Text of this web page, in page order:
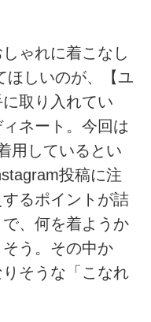
ゃれに着こなし
ほしいのが、【ユ
取り入れてい
ネート。今回は
用しているとい
投稿に注
るポイントが詰
、何を着ようか
う。その中か
そうな「こなれ